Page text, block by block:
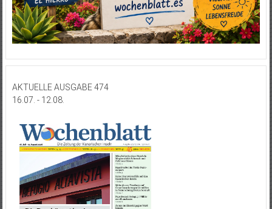
AKTUELLE AUSGABE 474
16.07. - 12.08.